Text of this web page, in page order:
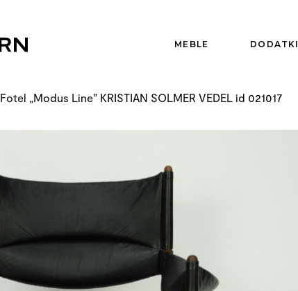
MEBLE DODATKI
Fotel „Modus Line” KRISTIAN SOLMER VEDEL id 021017